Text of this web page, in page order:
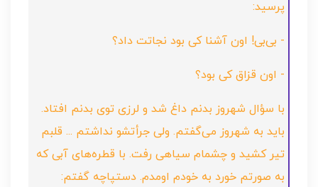
پرسید:
- بی‌بی! اون آشنا کی بود نجاتت داد؟
- اون قزاق کی بود؟
با سؤال شهروز بدنم داغ شد و لرزی توی بدنم افتاد.
باید به شهروز می‌گفتم. ولی جرأتشو نداشتم ... قلبم
تیر کشید و چشمام سیاهی رفت. با قطره‌های آبی که
به صورتم خورد به خودم اومدم. دستپاچه گفتم: